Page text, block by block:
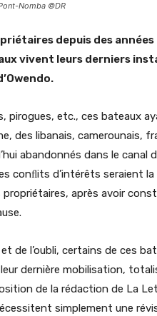
Nomba ©DR
depuis des
vivent leurs derniers
pirogues, etc., ces bateaux
des libanais, camerounais,
abandonnés dans le canal
conﬂits d’intérêts seraient
propriétaires, après avoir
de l’oubli, certains de ces
leur dernière mobilisation,
de la rédaction de La
simplement une